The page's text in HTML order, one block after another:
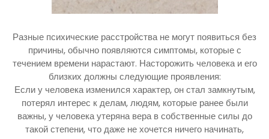
Разные психические расстройства не могут появиться без
причины, обычно появляются симптомы, которые с
течением времени нарастают. Насторожить человека и его
близких должны следующие проявления:
Если у человека изменился характер, он стал замкнутым,
потерял интерес к делам, людям, которые ранее были
важны, у человека утеряна вера в собственные силы до
такой степени, что даже не хочется ничего начинать,